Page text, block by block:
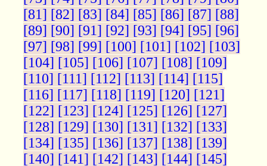
[81] [82] [83] [84] [85] [86] [87] [88]
[89] [90] [91] [92] [93] [94] [95] [96]
[97] [98] [99] [100] [101] [102] [103]
[104] [105] [106] [107] [108] [109]
[110] [111] [112] [113] [114] [115]
[116] [117] [118] [119] [120] [121]
[122] [123] [124] [125] [126] [127]
[128] [129] [130] [131] [132] [133]
[134] [135] [136] [137] [138] [139]
[140] [141] [142] [143] [144] [145]